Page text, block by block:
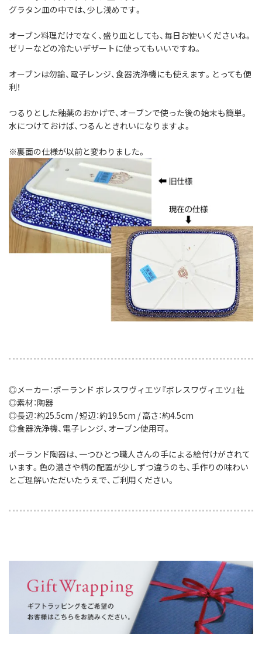
グラタン皿の中では、少し浅めです。
オーブン料理だけでなく、盛り皿としても、毎日お使いくださいね。
ゼリーなどの冷たいデザートに使ってもいいですね。
オーブンは勿論、電子レンジ、食器洗浄機にも使えます。とっても便
利！
つるりとした釉薬のおかげで、オーブンで使った後の始末も簡単。
水につけておけば、つるんときれいになりますよ。
※裏面の仕様が以前と変わりました。
◎メーカー：ポーランド ボレスワヴィエツ『ボレスワヴィエツ』社
◎素材：陶器
◎長辺：約25.5cm / 短辺：約19.5cm / 高さ：約4.5cm
◎食器洗浄機、電子レンジ、オーブン使用可。
ポーランド陶器は、一つひとつ職人さんの手による絵付けがされて
います。色の濃さや柄の配置が少しずつ違うのも、手作りの味わい
とご理解いただいたうえで、ご利用ください。